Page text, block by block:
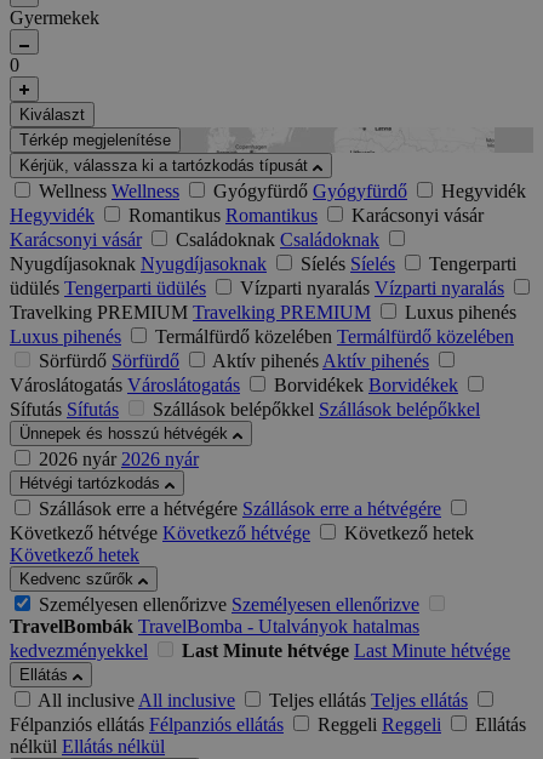
Gyermekek
0
Kiválaszt
Térkép megjelenítése
Kérjük, válassza ki a tartózkodás típusát
Wellness Wellness Gyógyfürdő Gyógyfürdő
Hegyvidék
Hegyvidék
Romantikus Romantikus
Karácsonyi vásár
Karácsonyi vásár
Családoknak Családoknak
Nyugdíjasoknak Nyugdíjasoknak Síelés Síelés
Tengerparti
üdülés Tengerparti üdülés Vízparti nyaralás Vízparti nyaralás
Travelking PREMIUM Travelking PREMIUM
Luxus pihenés
Luxus pihenés
Termálfürdő közelében Termálfürdő közelében
Sörfürdő Sörfürdő Aktív pihenésAktív pihenés
Városlátogatás Városlátogatás Borvidékek Borvidékek
Sífutás Sífutás Szállások belépőkkel Szállások belépőkkel
Ünnepek és hosszú hétvégék
2026 nyár 2026 nyár
Hétvégi tartózkodás
Szállások erre a hétvégére Szállások erre a hétvégére
Következő hétvége Következő hétvége
Következő hetek
Következő hetek
Kedvenc szűrők
Személyesen ellenőrizve Személyesen ellenőrizve
TravelBombák TravelBomba - Utalványok hatalmas
kedvezményekkel
Last Minute hétvége Last Minute hétvége
Ellátás
All inclusiveAll inclusive Teljes ellátás Teljes ellátás
Félpanziós ellátás Félpanziós ellátás Reggeli Reggeli
Ellátás
nélkül Ellátás nélkül